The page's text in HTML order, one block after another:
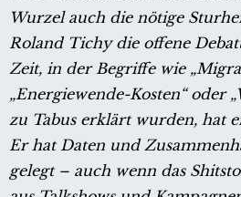
Wurzel auch die nötige
Roland Tichy die offene
Zeit, in der Begriffe wie
„Energiewende-Kosten“ oder
zu Tabus erklärt wurden, hat
Er hat Daten und
gelegt – auch wenn das